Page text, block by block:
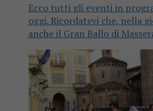
Ecco tutti gli eventi in
oggi. Ricordatevi che, nella
anche il Gran Ballo di